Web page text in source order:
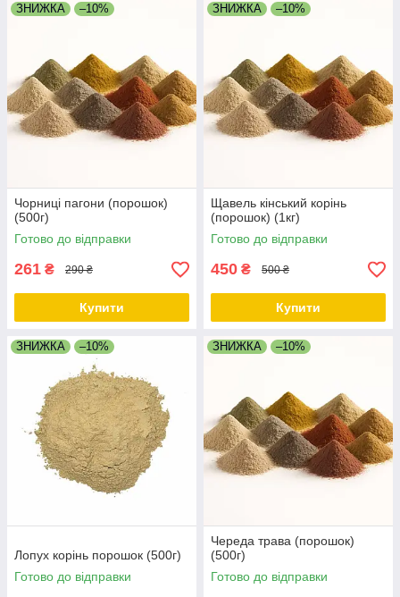
ЗНИЖКА –10%
Чорниці пагони (порошок)
(500г)
Готово до відправки
261 ₴ 290 ₴
Купити
ЗНИЖКА –10%
Щавель кінський корінь
(порошок) (1кг)
Готово до відправки
450 ₴ 500 ₴
Купити
ЗНИЖКА –10%
Лопух корінь порошок (500г)
Готово до відправки
ЗНИЖКА –10%
Череда трава (порошок)
(500г)
Готово до відправки